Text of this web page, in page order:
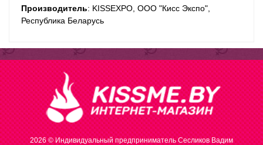
Производитель: KISSEXPO, ОOО "Кисс Экспо",
Республика Беларусь
2026 © Индивидуальный предприниматель Сесликов Вадим